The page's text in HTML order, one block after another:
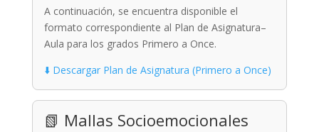
A continuación, se encuentra disponible el
formato correspondiente al Plan de Asignatura–
Aula para los grados Primero a Once.
⬇️ Descargar Plan de Asignatura (Primero a Once)
📗 Mallas Socioemocionales